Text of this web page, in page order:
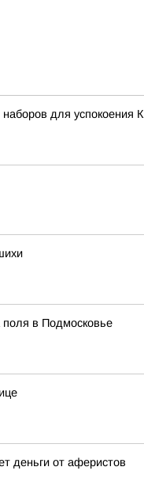
для успокоения
в Подмосковье
деньги от аферистов